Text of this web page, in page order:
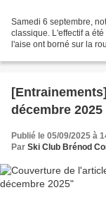
Samedi 6 septembre,
classique. L'effectif a
l'aise ont borné sur la
décembre 2025
Publié le 05/09/2025 à
Par Ski Club Brénod